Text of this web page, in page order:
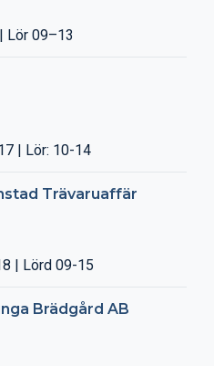
Lör 09–13
| Lör: 10-14
Trävaruaffär
| Lörd 09-15
Brädgård AB